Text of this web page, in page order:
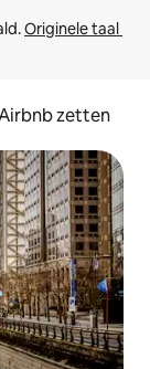
Originele taal
zetten